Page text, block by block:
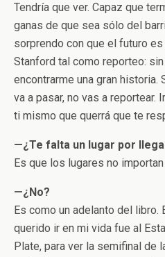
Tendría que ver. Capaz que
ganas de que sea sólo del
sorprendo con que el futuro
Stanford tal como reporteo:
encontrarme una gran
va a pasar, no vas a reportear.
ti mismo que querrá que te
—¿Te falta un lugar por
Es que los lugares no
—¿No?
Es como un adelanto del libro.
querido ir en mi vida fue al
Plate, para ver la semifinal de